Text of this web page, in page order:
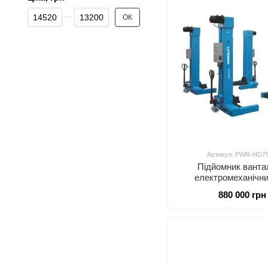
Артикул: PWR-
Підйомник
POWERLIFT PWR-
880 000 грн
Від Ціна, грн
До Ціна, грн ОК